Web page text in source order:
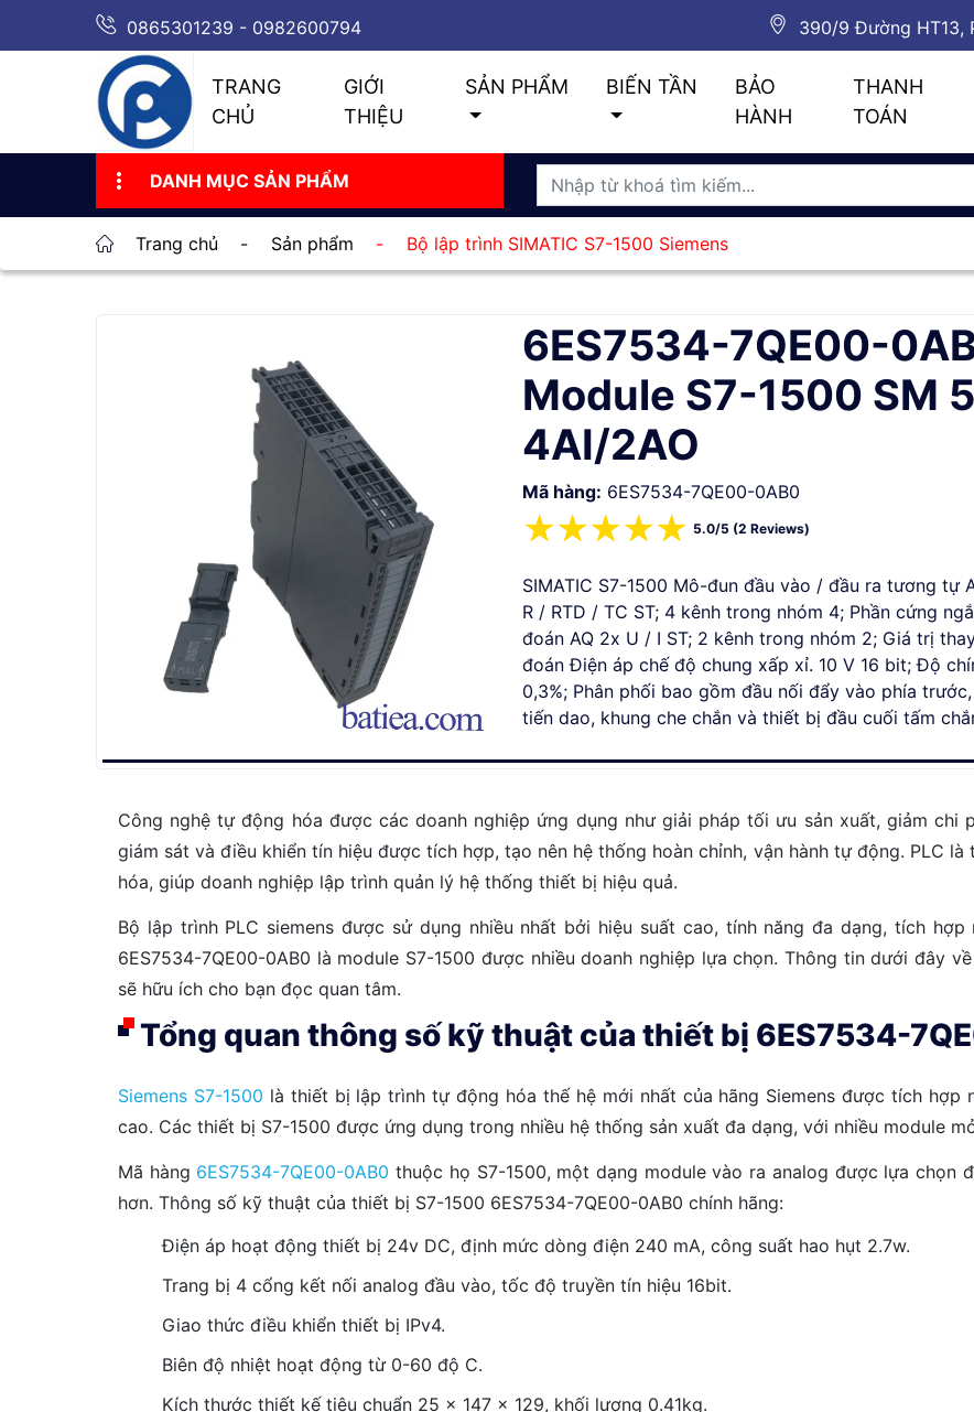
0865301239 - 0982600794 390/9 Đường HT13,
TRANG
CHỦ
GIỚI
THIỆU
SẢN PHẨM BIẾN TẦN
BẢO
HÀNH
THANH
TOÁN
DANH MỤC SẢN PHẨM
Trang chủ - Sản phẩm - Bộ lập trình SIMATIC S7-1500 Siemens
6ES7534-7QE00-
Module S7-1500 SM
4AI/2AO
Mã hàng: 6ES7534-7QE00-0AB0
☆
☆
☆
☆
☆ 5.0/5 (2 Reviews)
SIMATIC S7-1500 Mô-đun đầu vào / đầu ra tương tự
R / RTD / TC ST; 4 kênh trong nhóm 4; Phần cứng
đoán AQ 2x U / I ST; 2 kênh trong nhóm 2; Giá trị
đoán Điện áp chế độ chung xấp xỉ. 10 V 16 bit; Độ
0,3%; Phân phối bao gồm đầu nối đẩy vào phía
tiến dao, khung che chắn và thiết bị đầu cuối tấm
Công nghệ tự động hóa được các doanh nghiệp ứng dụng như giải pháp tối ưu sản xuất, giảm
giám sát và điều khiển tín hiệu được tích hợp, tạo nên hệ thống hoàn chỉnh, vận hành tự động. PLC
hóa, giúp doanh nghiệp lập trình quản lý hệ thống thiết bị hiệu quả.
Bộ lập trình PLC siemens được sử dụng nhiều nhất bởi hiệu suất cao, tính năng đa dạng, tích
6ES7534-7QE00-0AB0 là module S7-1500 được nhiều doanh nghiệp lựa chọn. Thông tin dưới đây
sẽ hữu ích cho bạn đọc quan tâm.
Tổng quan thông số kỹ thuật của thiết bị 6ES7534-
Siemens S7-1500 là thiết bị lập trình tự động hóa thế hệ mới nhất của hãng Siemens được tích hợp
cao. Các thiết bị S7-1500 được ứng dụng trong nhiều hệ thống sản xuất đa dạng, với nhiều module
Mã hàng 6ES7534-7QE00-0AB0 thuộc họ S7-1500, một dạng module vào ra analog được lựa chọn
hơn. Thông số kỹ thuật của thiết bị S7-1500 6ES7534-7QE00-0AB0 chính hãng:
Điện áp hoạt động thiết bị 24v DC, định mức dòng điện 240 mA, công suất hao hụt 2.7w.
Trang bị 4 cổng kết nối analog đầu vào, tốc độ truyền tín hiệu 16bit.
Giao thức điều khiển thiết bị IPv4.
Biên độ nhiệt hoạt động từ 0-60 độ C.
Kích thước thiết kế tiêu chuẩn 25 x 147 x 129, khối lượng 0.41kg.